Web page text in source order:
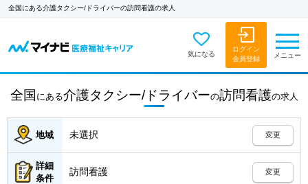
全国にある介護タクシー/ドライバーの訪問看護の求人
気になる
ログイン
会員登録
メニュー
全国 にある介護タクシー/ドライバーの訪問看護の求人
地域 未選択 変更
詳細
条件
訪問看護 変更